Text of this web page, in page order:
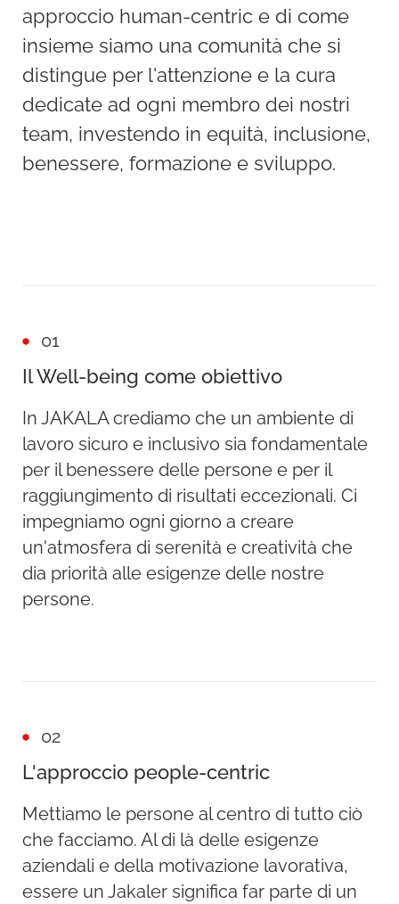
approccio human-centric e di come
insieme siamo una comunità che si
distingue per l'attenzione e la cura
dedicate ad ogni membro dei nostri
team, investendo in equità, inclusione,
benessere, formazione e sviluppo.
01
Il Well-being come obiettivo
In JAKALA crediamo che un ambiente di
lavoro sicuro e inclusivo sia fondamentale
per il benessere delle persone e per il
raggiungimento di risultati eccezionali. Ci
impegniamo ogni giorno a creare
un'atmosfera di serenità e creatività che
dia priorità alle esigenze delle nostre
persone.
02
L'approccio people-centric
Mettiamo le persone al centro di tutto ciò
che facciamo. Al di là delle esigenze
aziendali e della motivazione lavorativa,
essere un Jakaler significa far parte di un